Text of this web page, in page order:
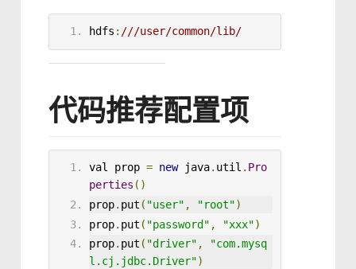
hdfs : ///user/common/lib/
代码推荐配置项
val prop = new java. util . Pro
perties ()
prop. put ( "user" , "root")
prop. put ( "password" , "xxx")
prop. put ( "driver" ,
"com.mysq
l.cj.jdbc.Driver")